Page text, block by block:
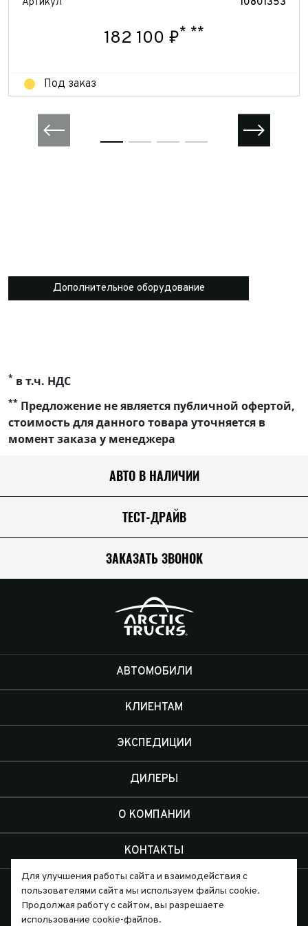
182 100 ₽* **
Под заказ
Дополнительное оборудование
* в т.ч. НДС
** Предложение не является публичной офертой,
стоимость для данного товара уточняется в
момент заказа у менеджера
АВТО В НАЛИЧИИ
ТЕСТ-ДРАЙВ
ЗАКАЗАТЬ ЗВОНОК
АВТОМОБИЛИ
КЛИЕНТАМ
ЭКСПЕДИЦИИ
ДИЛЕРЫ
О КОМПАНИИ
КОНТАКТЫ
Для улучшения работы сайта и взаимодействия с
пользователями сайта мы используем файлы cookie.
Продолжая работу с сайтом, вы разрешаете
использование cookie-файлов.